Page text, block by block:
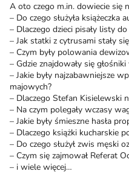
A oto czego m.in. dowiecie się
– Do czego służyła książeczka
– Dlaczego dzieci pisały listy
– Jak statki z cytrusami stały
– Czym były polowania
– Gdzie znajdowały się
– Jakie były najzabawniejsze
majowych?
– Dlaczego Stefan Kisielewski
– Na czym polegały wczasy
– Jakie były śmieszne hasła
– Dlaczego książki kucharskie
– Do czego służył zwis męski
– Czym się zajmował Referat
– i wiele więcej…